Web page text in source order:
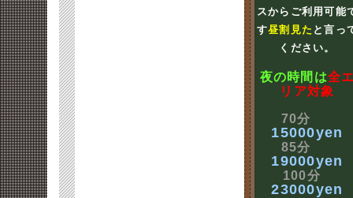
スからご利用可能
す昼割見た と言っ
ください。
夜の時間は全
リア対象
70分
15000yen
85分
19000yen
100分
23000yen